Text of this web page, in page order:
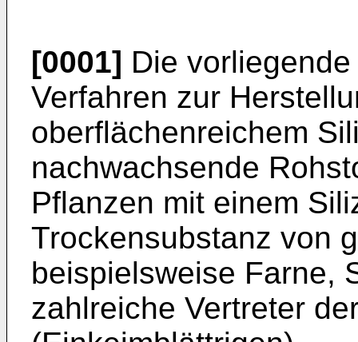
[0001] Die
Verfahren zur
oberflächenreichem
nachwachsende
Pflanzen mit einem
Trockensubstanz von
beispielsweise Farne,
zahlreiche Vertreter